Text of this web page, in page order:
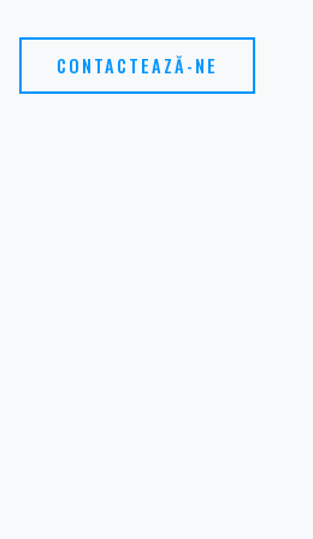
CONTACTEAZĂ-NE